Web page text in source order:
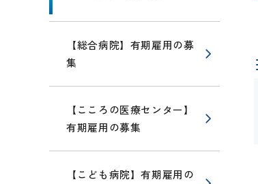
【総合病院】有期雇用の募
集
【こころの医療センター】
有期雇用の募集
【こども病院】有期雇用の